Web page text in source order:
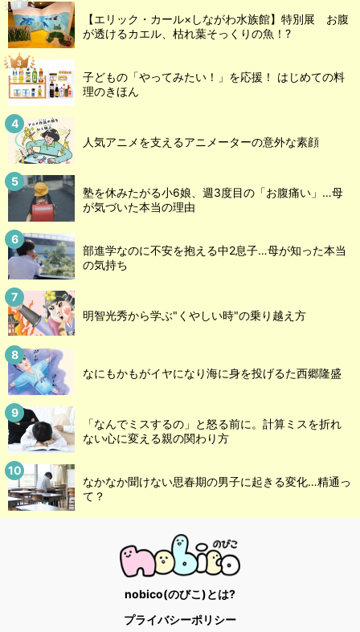
【エリック・カール×しながわ水族館】特別展 お腹
が透けるカエル、枯れ葉そっくりの魚！?
子どもの「やってみたい！」を応援！ はじめての料
理のきほん
人気アニメを支えるアニメーターの意外な素顔
塾を休みたがる小6娘、週3度目の「お腹痛い」…母
が気づいた本当の理由
部進学なのに不安を抱える中2息子…母が知った本当
の気持ち
明智光秀から学ぶ"くやしい時"の乗り越え方
なにもかもがイヤになり海に身を投げるた西郷隆盛
「なんでミスするの」と怒る前に。計算ミスを折れ
ない心に変える親の関わり方
なかなか聞けない思春期の男子に起きる変化…精通っ
て？
nobico(のびこ)とは?
プライバシーポリシー